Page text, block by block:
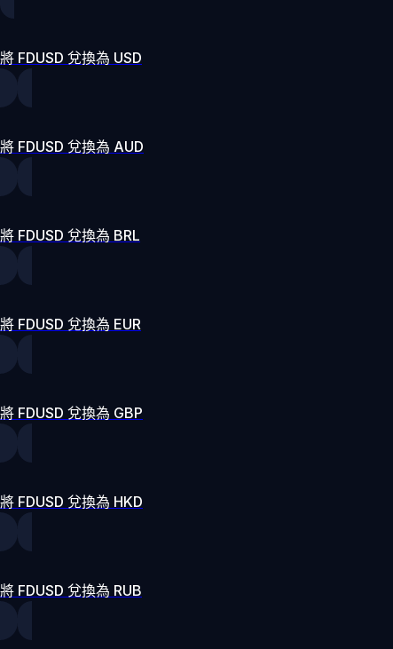
將 FDUSD 兌換為 USD
將 FDUSD 兌換為 AUD
將 FDUSD 兌換為 BRL
將 FDUSD 兌換為 EUR
將 FDUSD 兌換為 GBP
將 FDUSD 兌換為 HKD
將 FDUSD 兌換為 RUB